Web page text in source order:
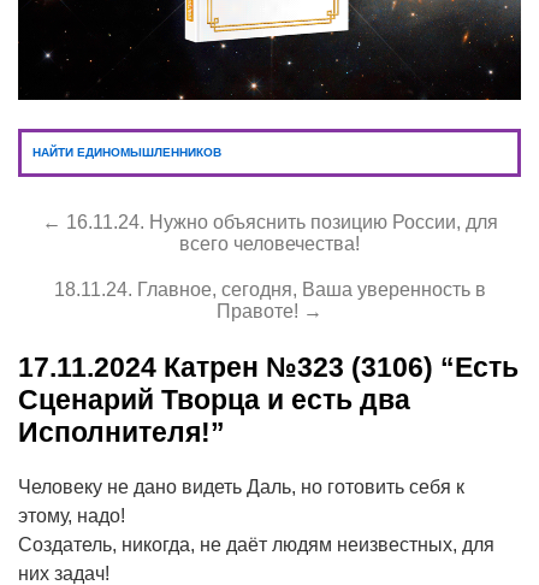
НАЙТИ ЕДИНОМЫШЛЕННИКОВ
← 16.11.24. Нужно объяснить позицию России, для
всего человечества!
18.11.24. Главное, сегодня, Ваша уверенность в
Правоте! →
17.11.2024 Катрен №323 (3106) “Есть
Сценарий Творца и есть два
Исполнителя!”
Человеку не дано видеть Даль, но готовить себя к
этому, надо!
Создатель, никогда, не даёт людям неизвестных, для
них задач!